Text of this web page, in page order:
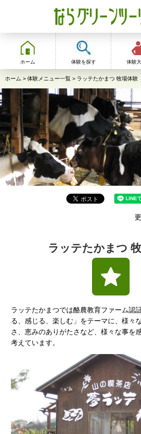
ならグリーン
ズム
ホーム 体験を探す 体験
ホーム > 体験メニュー一覧 > ラッテたかまつ 牧場体験
ラッテたかまつ
ラッテたかまつでは酪農教育ファーム認
る、感じる、楽しむ」をテーマに、様々
さ、恵みのありがたさなど、様々な事を
考えています。